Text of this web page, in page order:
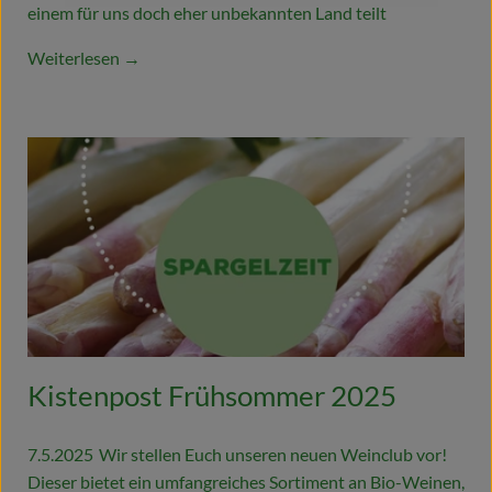
einem für uns doch eher unbekannten Land teilt
Weiterlesen →
Kistenpost Frühsommer 2025
7.5.2025 Wir stellen Euch unseren neuen Weinclub vor!
Dieser bietet ein umfangreiches Sortiment an Bio-Weinen,